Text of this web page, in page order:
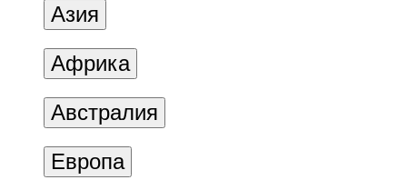
Азия
Африка
Австралия
Европа